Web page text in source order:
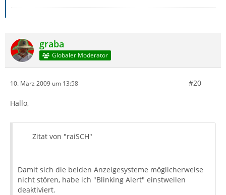
graba
Globaler Moderator
10. März 2009 um 13:58 #20
Hallo,
Zitat von "raiSCH"
Damit sich die beiden Anzeigesysteme möglicherweise
nicht stören, habe ich "Blinking Alert" einstweilen
deaktiviert.